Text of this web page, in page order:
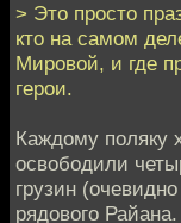
> Это просто
кто на самом
Мировой, и где
герои.
Каждому поляку
освободили
грузин
рядового